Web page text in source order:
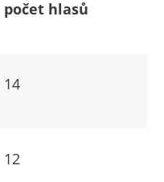
počet hlasů
14
12